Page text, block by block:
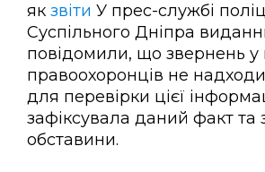
як звіти У прес-службі
Суспільного Дніпра
повідомили, що звернень у
правоохоронців не
для перевірки цієї
зафіксувала даний факт та
обставини.